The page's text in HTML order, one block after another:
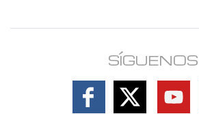
SÍGUENOS
Follow
on
Follow
on
Follow
on